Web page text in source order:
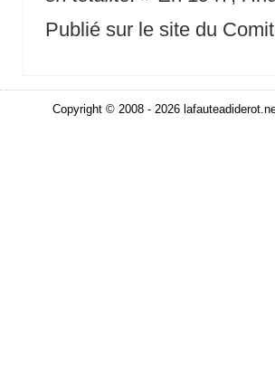
Publié sur le site du
Copyright © 2008 - 2026